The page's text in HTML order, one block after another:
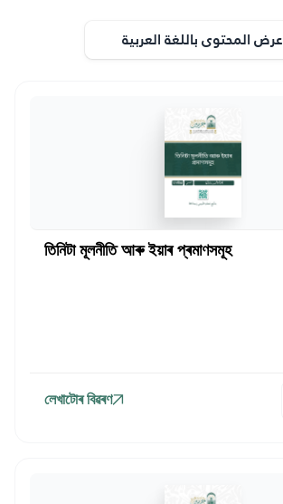
عرض المحتوى باللغة العربية
তিনিটা মূলনীতি আৰু ইয়াৰ প্ৰমাণসমূহ
লেখাটোৰ বিৱৰণ